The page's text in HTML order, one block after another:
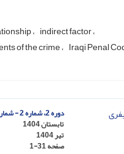
indirect factor
of the crime Iraqi Penal
دوره 2، شماره 2 - شماره پیاپی 6
تابستان 1404
تیر 1404
صفحه1-31